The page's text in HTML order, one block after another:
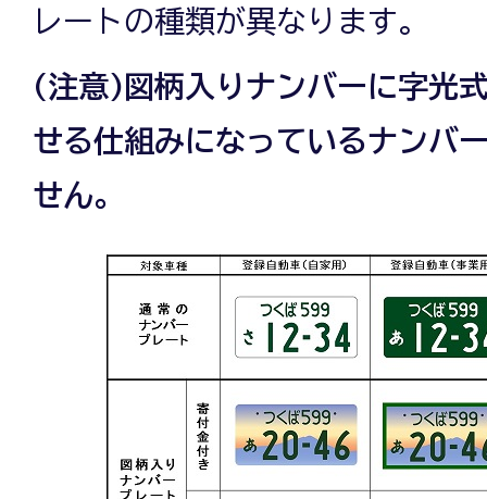
レートの種類が異なります。
(注意)図柄入りナンバーに字光
せる仕組みになっているナンバ
せん。